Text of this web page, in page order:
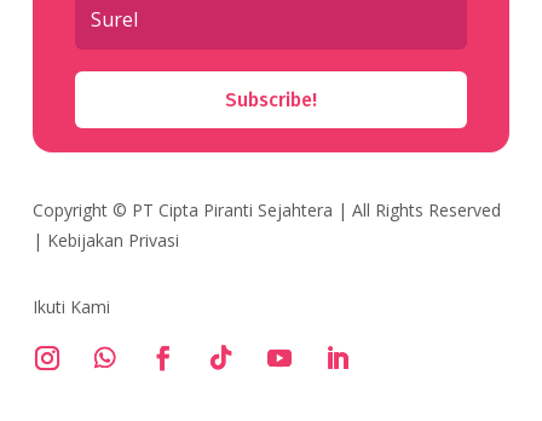
Subscribe!
Copyright © PT Cipta Piranti Sejahtera | All Rights Reserved
| Kebijakan Privasi
Ikuti Kami